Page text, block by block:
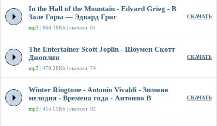
In the Hall of the Mountain - Edvard Grieg - В
Зале Горы — Эдвард Григ
mp3 | 868.18Kb | скачали: 61
СКАЧАТЬ
The Entertainer Scott Joplin - Шоумен Скотт
Джоплин
mp3 | 479.28Kb | скачали: 74
СКАЧАТЬ
Winter Ringtone - Antonio Vivaldi - Зимняя
мелодия - Времена года - Антонио В
mp3 | 415.01Kb | скачали: 92
СКАЧАТЬ